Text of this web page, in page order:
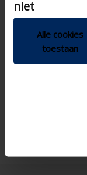
niet
Alle cookies
toestaan